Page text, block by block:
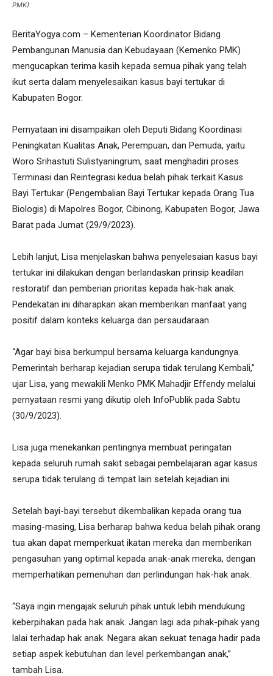
PMK)
BeritaYogya.com – Kementerian Koordinator Bidang
Pembangunan Manusia dan Kebudayaan (Kemenko PMK)
mengucapkan terima kasih kepada semua pihak yang telah
ikut serta dalam menyelesaikan kasus bayi tertukar di
Kabupaten Bogor.
Pernyataan ini disampaikan oleh Deputi Bidang Koordinasi
Peningkatan Kualitas Anak, Perempuan, dan Pemuda, yaitu
Woro Srihastuti Sulistyaningrum, saat menghadiri proses
Terminasi dan Reintegrasi kedua belah pihak terkait Kasus
Bayi Tertukar (Pengembalian Bayi Tertukar kepada Orang Tua
Biologis) di Mapolres Bogor, Cibinong, Kabupaten Bogor, Jawa
Barat pada Jumat (29/9/2023).
Lebih lanjut, Lisa menjelaskan bahwa penyelesaian kasus bayi
tertukar ini dilakukan dengan berlandaskan prinsip keadilan
restoratif dan pemberian prioritas kepada hak-hak anak.
Pendekatan ini diharapkan akan memberikan manfaat yang
positif dalam konteks keluarga dan persaudaraan.
“Agar bayi bisa berkumpul bersama keluarga kandungnya.
Pemerintah berharap kejadian serupa tidak terulang Kembali,”
ujar Lisa, yang mewakili Menko PMK Mahadjir Effendy melalui
pernyataan resmi yang dikutip oleh InfoPublik pada Sabtu
(30/9/2023).
Lisa juga menekankan pentingnya membuat peringatan
kepada seluruh rumah sakit sebagai pembelajaran agar kasus
serupa tidak terulang di tempat lain setelah kejadian ini.
Setelah bayi-bayi tersebut dikembalikan kepada orang tua
masing-masing, Lisa berharap bahwa kedua belah pihak orang
tua akan dapat memperkuat ikatan mereka dan memberikan
pengasuhan yang optimal kepada anak-anak mereka, dengan
memperhatikan pemenuhan dan perlindungan hak-hak anak.
“Saya ingin mengajak seluruh pihak untuk lebih mendukung
keberpihakan pada hak anak. Jangan lagi ada pihak-pihak yang
lalai terhadap hak anak. Negara akan sekuat tenaga hadir pada
setiap aspek kebutuhan dan level perkembangan anak,”
tambah Lisa.